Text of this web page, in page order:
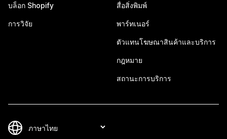
บล็อก Shopify
การวิจัย
สื่อสิ่งพิมพ์
พาร์ทเนอร์
ตัวแทนโฆษณาสินค้าและบริการ
กฎหมาย
สถานะการบริการ